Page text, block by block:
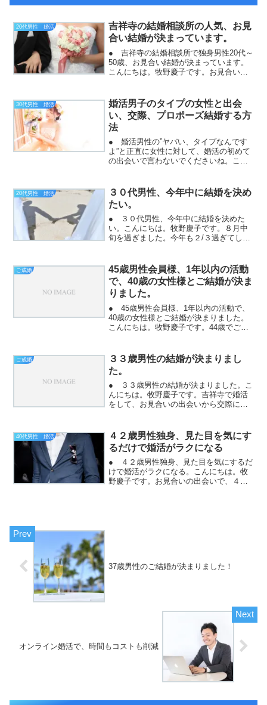
20代男性 婚活
吉祥寺の結婚相談所の人気、お見
合い結婚が決まっています。
● 吉祥寺の結婚相談所で独身男性20代～
50歳、お見合い結婚が決まっています。
こんにちは。牧野慶子です。お見合いの
もサポートがあります。ですから、真剣
交際1対1交際とプ...
30代男性 婚活
婚活男子のタイプの女性と出会
い、交際、プロポーズ結婚する方
法
● 婚活男性の”ヤバい、タイプなんです
よ”と正直に女性に対して、婚活の初めて
の出会いで言わないでくださいね。こん
して、プロフィール写真でタイプの女性
をみつけ申し込みをす...
20代男性 婚活
３０代男性、今年中に結婚を決め
たい。
● ３０代男性、今年中に結婚を決めた
い。こんにちは。牧野慶子です。８月中
旬を過ぎました。今年も２/３過ぎてしま
げります。夏の出会い、別れから、一気
に新しい出会いがあり、...
ご成婚
45歳男性会員様、1年以内の活動
で、40歳の女性様とご結婚が決ま
りました。
● 45歳男性会員様、1年以内の活動で、
40歳の女性様とご結婚が決まりました。
こんにちは。牧野慶子です。44歳でご入
ートを重ねて、恋愛になってご結婚が決
まりました。お...
ご成婚
３３歳男性の結婚が決まりまし
た。
● ３３歳男性の結婚が決まりました。こ
んにちは。牧野慶子です。吉祥寺で婚活
をして、お見合いの出会いから交際にな
月末で結婚が決まりました。プロポーズ
は、９月にそして、女性...
40代男性 婚活
４２歳男性独身、見た目を気にす
るだけで婚活がラクになる
● ４２歳男性独身、見た目を気にするだ
けで婚活がラクになる。こんにちは。牧
野慶子です。お見合いの出会いで、４２
37歳男性のご結婚が決まりました！
オンライン婚活で、時間もコストも削減